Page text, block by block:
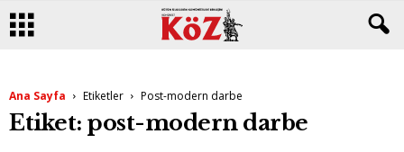
Ana Sayfa Etiketler Post-modern darbe
Etiket: post-modern darbe